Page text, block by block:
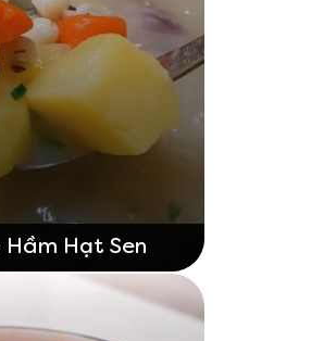
Hầm Hạt Sen